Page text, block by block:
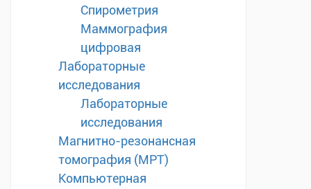
Спирометрия
Маммография
цифровая
Лабораторные
исследования
Лабораторные
исследования
Магнитно-резонансная
томография (МРТ)
Компьютерная